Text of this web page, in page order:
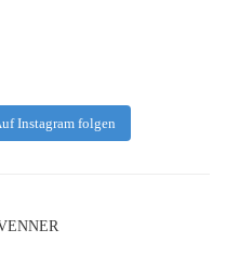
Instagram folgen